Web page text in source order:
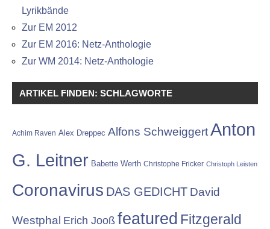
Lyrikbände
Zur EM 2012
Zur EM 2016: Netz-Anthologie
Zur WM 2014: Netz-Anthologie
ARTIKEL FINDEN: SCHLAGWORTE
Achim Raven Alex Dreppec Alfons SchweiggertAnton
G. Leitner Babette Werth Christophe Fricker Christoph Leisten
Coronavirus DAS GEDICHT David
Westphal Erich Jooß featured Fitzgerald